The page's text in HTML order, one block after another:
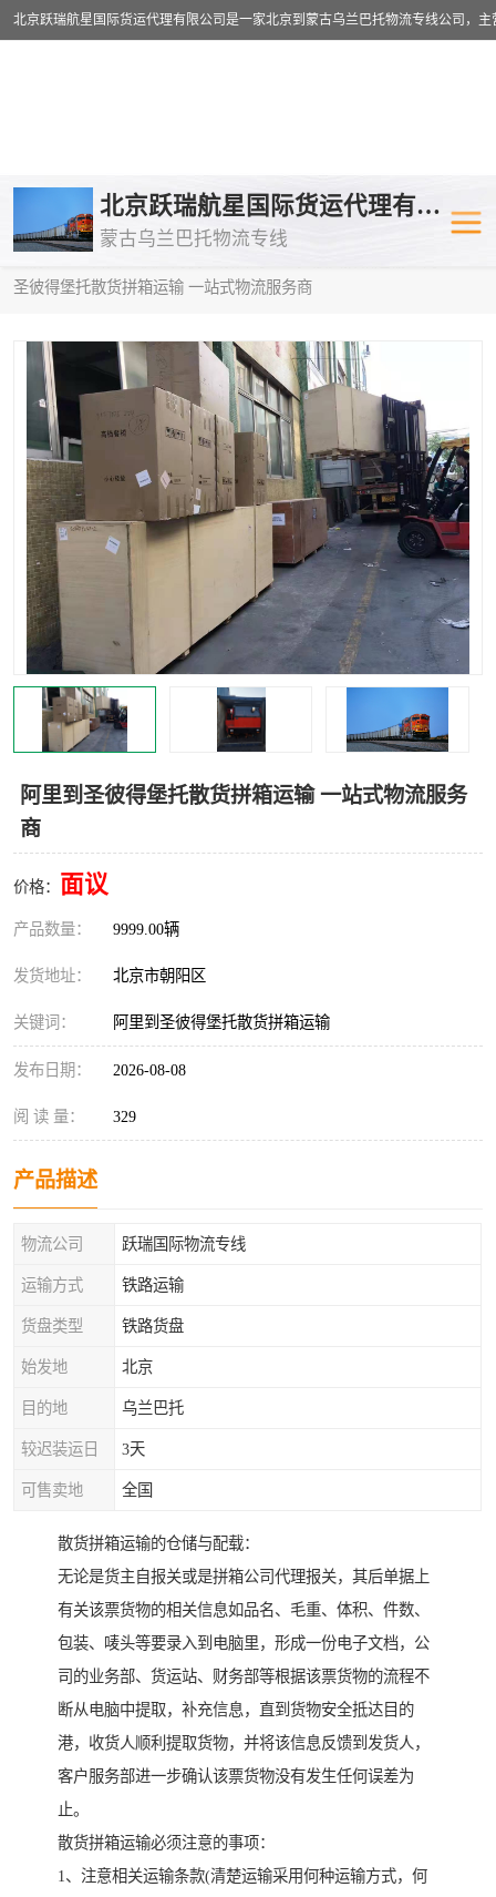
北京跃瑞航星国际货运代理有限公司
蒙古乌兰巴托物流专线
圣彼得堡托散货拼箱运输 一站式物流服务商
阿里到圣彼得堡托散货拼箱运输 一站式物流服务
商
价格： 面议
产品数量： 9999.00辆
发货地址： 北京市朝阳区
关键词： 阿里到圣彼得堡托散货拼箱运输
发布日期： 2026-08-08
阅 读 量： 329
产品描述
物流公司 跃瑞国际物流专线
运输方式 铁路运输
货盘类型 铁路货盘
始发地 北京
目的地 乌兰巴托
较迟装运日 3天
可售卖地 全国
散货拼箱运输的仓储与配载：
无论是货主自报关或是拼箱公司代理报关，其后单据上
有关该票货物的相关信息如品名、毛重、体积、件数、
包装、唛头等要录入到电脑里，形成一份电子文档，公
司的业务部、货运站、财务部等根据该票货物的流程不
断从电脑中提取，补充信息，直到货物安全抵达目的
港，收货人顺利提取货物，并将该信息反馈到发货人，
客户服务部进一步确认该票货物没有发生任何误差为
止。
散货拼箱运输必须注意的事项：
1、注意相关运输条款(清楚运输采用何种运输方式，何
乌兰巴托物流专线 乌兰巴托铁
乌兰巴托公路运输
中欧班列
蒙古乌兰巴托双清包税
蒙古乌兰巴托空运专线 蒙古乌兰巴
蒙古乌兰巴托汽运专线 英国铁路
中亚铁路运输